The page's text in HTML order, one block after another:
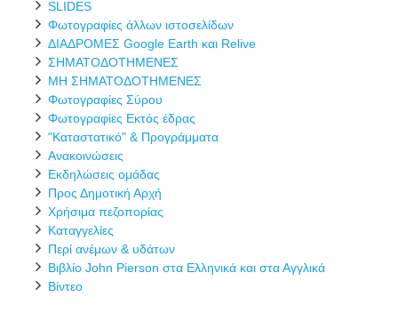
SLIDES
Φωτογραφίες άλλων ιστοσελίδων
ΔΙΑΔΡΟΜΕΣ Google Earth και Relive
ΣΗΜΑΤΟΔΟΤΗΜΕΝΕΣ
ΜΗ ΣΗΜΑΤΟΔΟΤΗΜΕΝΕΣ
Φωτογραφίες Σύρου
Φωτογραφίες Εκτός έδρας
"Καταστατικό" & Προγράμματα
Ανακοινώσεις
Εκδηλώσεις ομάδας
Προς Δημοτική Αρχή
Χρήσιμα πεζοπορίας
Καταγγελίες
Περί ανέμων & υδάτων
Βιβλίο John Pierson στα Ελληνικά και στα Αγγλικά
Βίντεο